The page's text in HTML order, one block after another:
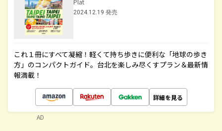
Plat
2024.12.19 発売
これ１冊にすべて凝縮！軽くて持ち歩きに便利な「地球の歩き
方」のコンパクトガイド。台北を楽しみ尽くすプラン＆最新情
報満載！
詳細を見る
AD